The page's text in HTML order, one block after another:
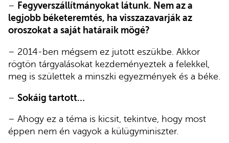
– Fegyverszállítmányokat látunk. Nem az a
legjobb béketeremtés, ha visszazavarják az
oroszokat a saját határaik mögé?
– 2014-ben mégsem ez jutott eszükbe. Akkor
rögtön tárgyalásokat kezdeményeztek a felekkel,
meg is születtek a minszki egyezmények és a béke.
– Sokáig tartott…
– Ahogy ez a téma is kicsit, tekintve, hogy most
éppen nem én vagyok a külügyminiszter.